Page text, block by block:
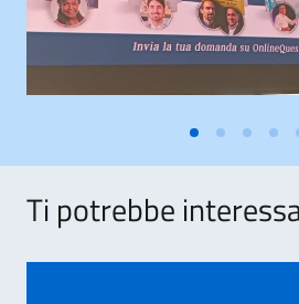
Ti potrebbe